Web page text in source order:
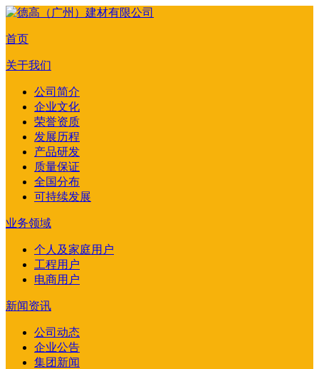
首页
关于我们
公司简介
企业文化
荣誉资质
发展历程
产品研发
质量保证
全国分布
可持续发展
业务领域
个人及家庭用户
工程用户
电商用户
新闻资讯
公司动态
企业公告
集团新闻